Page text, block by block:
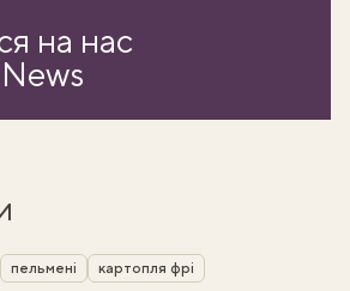
на нас
пельмені картопля фрі